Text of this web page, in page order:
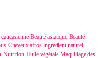
Beauté asiatique Beauté
Cheveux afros ingrédient naturel
Nutrition Huile végétale Maquillage des